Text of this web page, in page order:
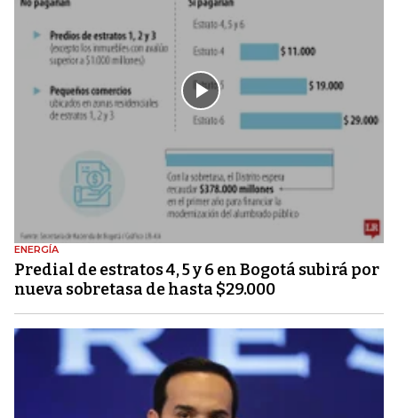
ENERGÍA
Predial de estratos 4, 5 y 6 en Bogotá subirá por
nueva sobretasa de hasta $29.000